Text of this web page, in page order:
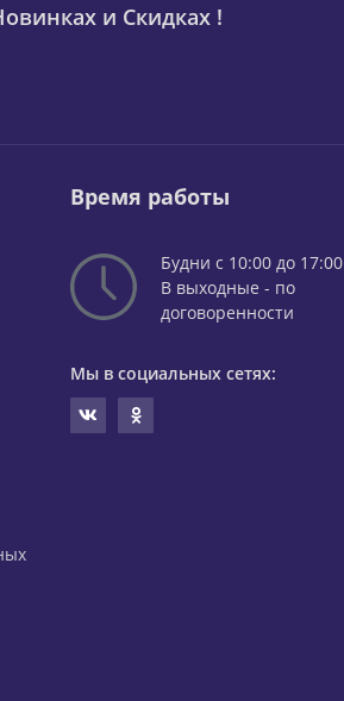
и Скидках !
Время работы
Будни с 10:00 до 17:00
В выходные - по
договоренности
Мы в социальных сетях: